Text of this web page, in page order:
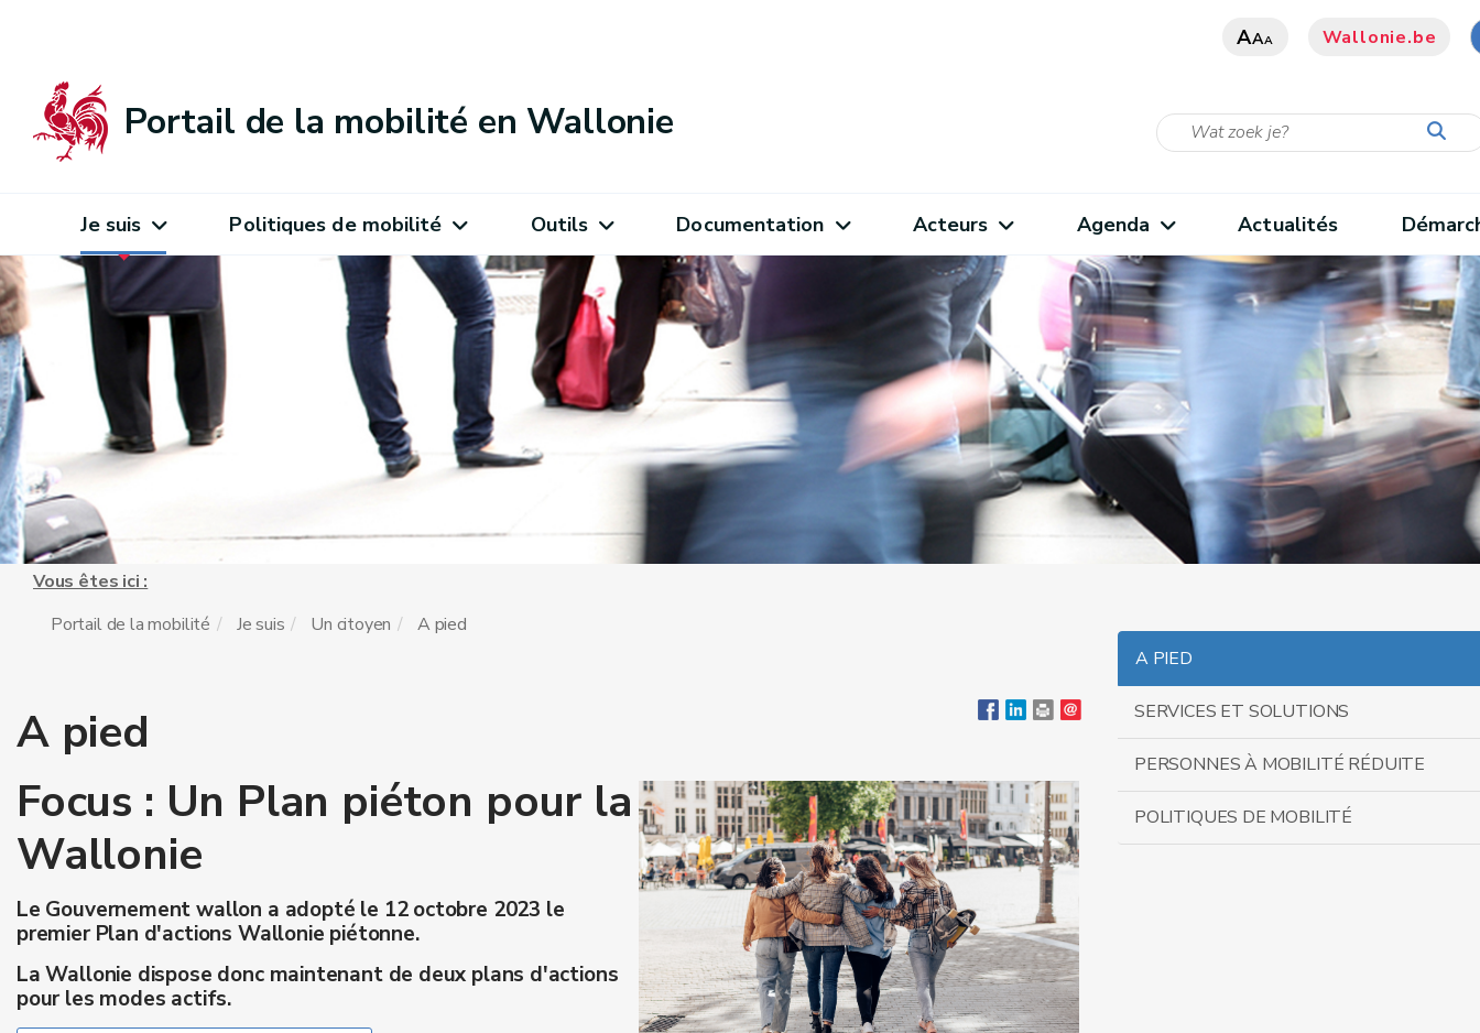
AAA Wallonie.be
Portail de la mobilité en Wallonie
Je suis Politiques de mobilité Outils Documentation Acteurs Agenda Actualités
Vous êtes ici :
Portail de la mobilité
Je suis Un citoyen A pied
A pied
Focus : Un Plan piéton pour la
Wallonie
Le Gouvernement wallon a adopté le 12 octobre 2023 le
premier Plan d'actions Wallonie piétonne.
La Wallonie dispose donc maintenant de deux plans d'actions
pour les modes actifs.
A PIED
SERVICES ET SOLUTIONS
PERSONNES À MOBILITÉ RÉDUITE
POLITIQUES DE MOBILITÉ